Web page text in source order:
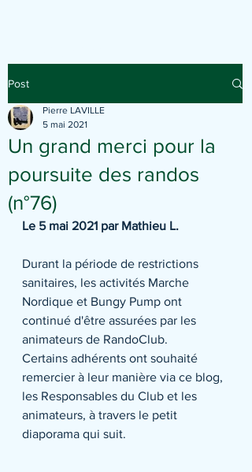
Post
Un grand merci pour la
poursuite des randos
(n°76)
Pierre LAVILLE
5 mai 2021
Le 5 mai 2021 par Mathieu L.
Durant la période de restrictions
sanitaires, les activités Marche
Nordique et Bungy Pump ont
continué d'être assurées par les
animateurs de RandoClub.
Certains adhérents ont souhaité
remercier à leur manière via ce blog,
les Responsables du Club et les
animateurs, à travers le petit
diaporama qui suit.